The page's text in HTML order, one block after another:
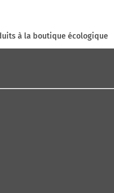
à la boutique écologique